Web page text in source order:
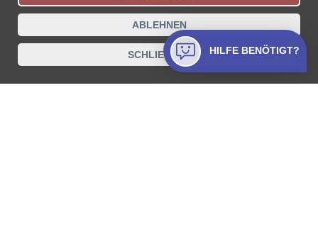
Bestellungsstatus Ämtersuche der Schweiz
Datenschutz Impressum Nutzungsbestimmungen
Kontakt
ABLEHNEN
SCHLIESSEN HILFE BENÖTIGT?